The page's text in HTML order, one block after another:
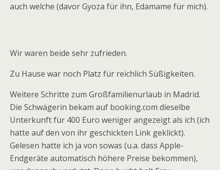
auch welche (davor Gyoza für ihn, Edamame für mich).
Wir waren beide sehr zufrieden.
Zu Hause war noch Platz für reichlich Süßigkeiten.
Weitere Schritte zum Großfamilienurlaub in Madrid.
Die Schwägerin bekam auf booking.com dieselbe
Unterkunft für 400 Euro weniger angezeigt als ich (ich
hatte auf den von ihr geschickten Link geklickt).
Gelesen hatte ich ja von sowas (u.a. dass Apple-
Endgeräte automatisch höhere Preise bekommen),